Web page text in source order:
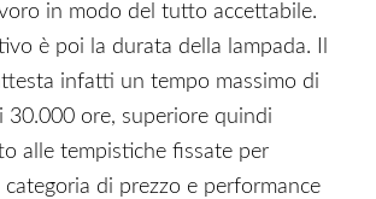
in modo del tutto accettabile.
è poi la durata della lampada. Il
infatti un tempo massimo di
30.000 ore, superiore quindi
alle tempistiche fissate per
di prezzo e performance